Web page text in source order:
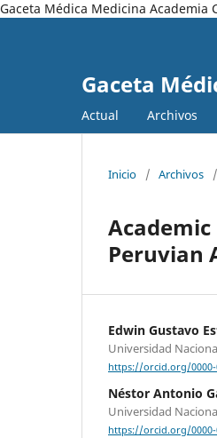
Gaceta Médica Medicina
Gaceta
Actual Archivos
Inicio / Archivos /
Peruvian
Edwin Gustavo
Universidad
https://orcid.org/0000-
Néstor Antonio
Universidad
https://orcid.org/0000-